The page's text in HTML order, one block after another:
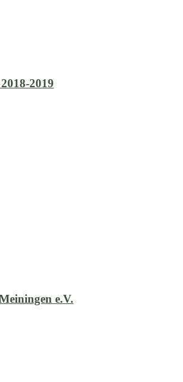
2019
e.V.